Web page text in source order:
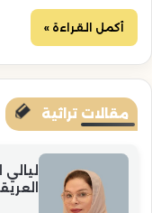
أكمل القراءة »
مقالات تراثية